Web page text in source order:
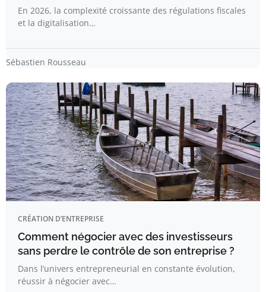
En 2026, la complexité croissante des régulations fiscales
et la digitalisation…
Sébastien Rousseau
CRÉATION D’ENTREPRISE
Comment négocier avec des investisseurs
sans perdre le contrôle de son entreprise ?
Dans l’univers entrepreneurial en constante évolution,
réussir à négocier avec…